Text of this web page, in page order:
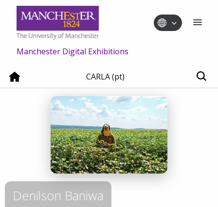
Manchester Digital Exhibitions
CARLA (pt)
Denilson Baniwa